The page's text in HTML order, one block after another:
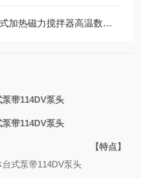
ASONE亚速旺DP-1数字式加热磁力搅拌器高温数显型深圳玉崎科学仪器原装现货
带114DV泵头
带114DV泵头
【特点】